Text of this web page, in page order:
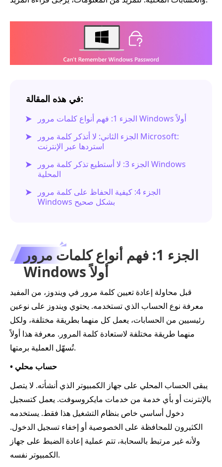
في هذه المقالة:
الجزء 1: فهم أنواع كلمات مرور Windows أولاً
الجزء الثاني: لا أتذكر كلمة مرور Microsoft:
استردها عبر الإنترنت
الجزء 3: لا أستطيع تذكر كلمة مرور Windows
المحلية
الجزء 4: كيفية الحفاظ على كلمة مرور
Windows بشكل صحيح
الجزء 1: فهم أنواع كلمات مرور
Windows أولاً
قبل محاولة إعادة تعيين كلمة مرور في ويندوز، من المفيد
معرفة نوع الحساب الذي تستخدمه. يحتوي ويندوز على نوعين
رئيسيين من الحسابات، يعمل كل منهما بطريقة مختلفة، ولكل
منهما طريقة مختلفة لاستعادة كلمة المرور. معرفة هذا أولاً
تُسهّل العملية برمتها.
• حساب محلي
يبقى الحساب المحلي على جهاز الكمبيوتر الذي أنشأته. لا يتصل
بالإنترنت أو بأي خدمة من خدمات مايكروسوفت. يعمل كتسجيل
دخول أساسي خاص بنظام التشغيل هذا فقط. يستخدمه
الكثيرون للمحافظة على الخصوصية أو إخفاء تسجيل الدخول.
ولأنه غير مرتبط بالسحابة، تتم عملية إعادة الضبط على جهاز
الكمبيوتر نفسه.